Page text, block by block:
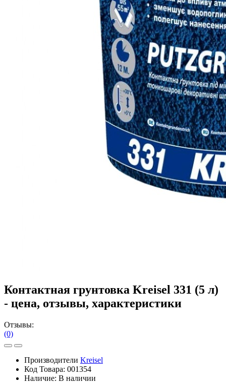
Контактная грунтовка Kreisel 331 (5 л)
- цена, отзывы, характеристики
Отзывы:
(0)
Производители Kreisel
Код Товара: 001354
Наличие: В наличии